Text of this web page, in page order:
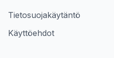
Tietosuojakäytäntö
Käyttöehdot